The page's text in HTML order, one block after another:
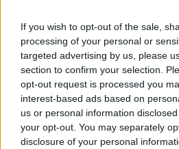
If you wish to opt-out of the sale,
processing of your personal or
targeted advertising by us, please
section to confirm your selection.
opt-out request is processed you
interest-based ads based on
us or personal information
your opt-out. You may separately
disclosure of your personal
© RIPRODUZIONE RISERVATA
Vai alla